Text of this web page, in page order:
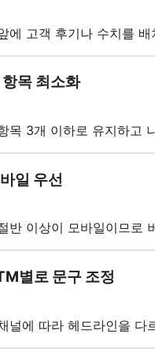
에 고객 후기나 수치를
항목 최소화
목 3개 이하로 유지하고
일 우선
반 이상이 모바일이므로
별로 문구 조정
널에 따라 헤드라인을 다